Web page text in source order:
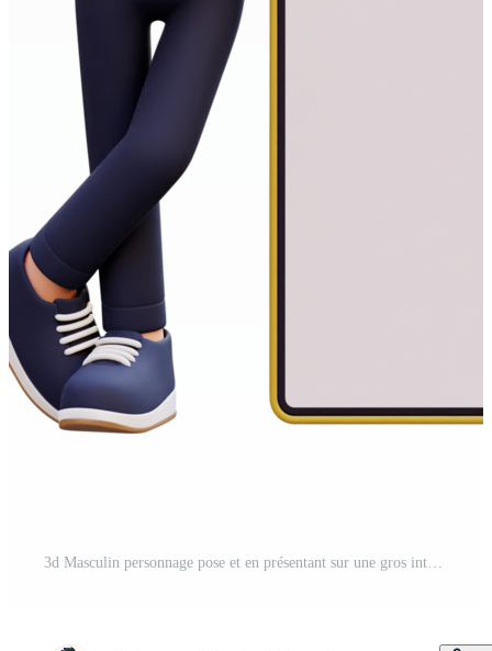
3d Masculin personnage pose et en présentant sur une gros intelligent téléphone avec vide écran PNG Gratuit